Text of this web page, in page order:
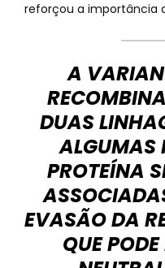
reforçou a importância
A
DUAS
ALGUMAS
PROTEÍNA
EVASÃO DA
QUE